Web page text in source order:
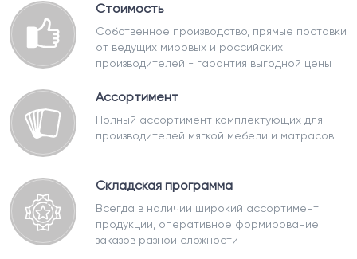
Стоимость
Собственное производство, прямые поставки
от ведущих мировых и российских
производителей - гарантия выгодной цены
Ассортимент
Полный ассортимент комплектующих для
производителей мягкой мебели и матрасов
Складская программа
Всегда в наличии широкий ассортимент
продукции, оперативное формирование
заказов разной сложности